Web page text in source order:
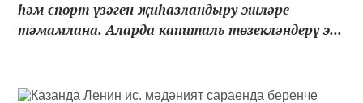
һәм спорт үзәген җиһазландыру эшләре
тәмамлана. Аларда капиталь төзекләндерү э...